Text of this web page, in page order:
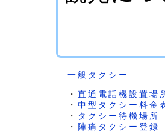
一般タクシー
・ 直通電話機設置場
・ 中型タクシー料金
・
タクシー待機場所
・
陣痛タクシー登録